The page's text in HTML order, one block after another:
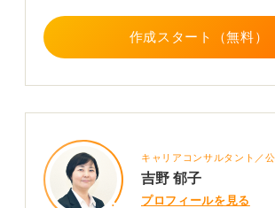
作成スタート（無料）
キャリアコンサルタント／
吉野 郁子
プロフィールを見る